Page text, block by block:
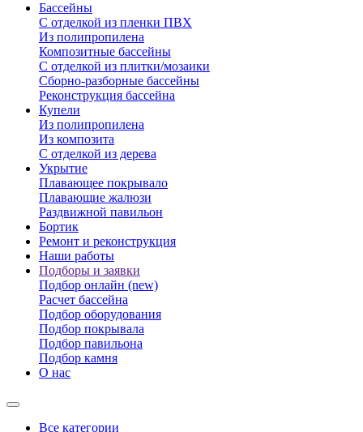
Бассейны
С отделкой из пленки ПВХ
Из полипропилена
Композитные бассейны
С отделкой из плитки/мозаики
Сборно-разборные бассейны
Реконструкция бассейна
Купели
Из полипропилена
Из композита
С отделкой из дерева
Укрытие
Плавающее покрывало
Плавающие жалюзи
Раздвижной павильон
Бортик
Ремонт и реконструкция
Наши работы
Подборы и заявки
Подбор онлайн (new)
Расчет бассейна
Подбор оборудования
Подбор покрывала
Подбор павильона
Подбор камня
О нас
Все категории